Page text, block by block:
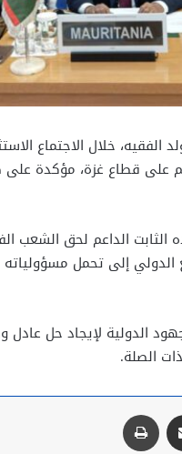
خلال الاجتماع
على قطاع غزة، مؤكدة
الثابت الداعم لحق الشعب
إلى تحمل مسؤولياته
الدولية لإيجاد حل عادل
الصلة.
مشاركة عبر البريد